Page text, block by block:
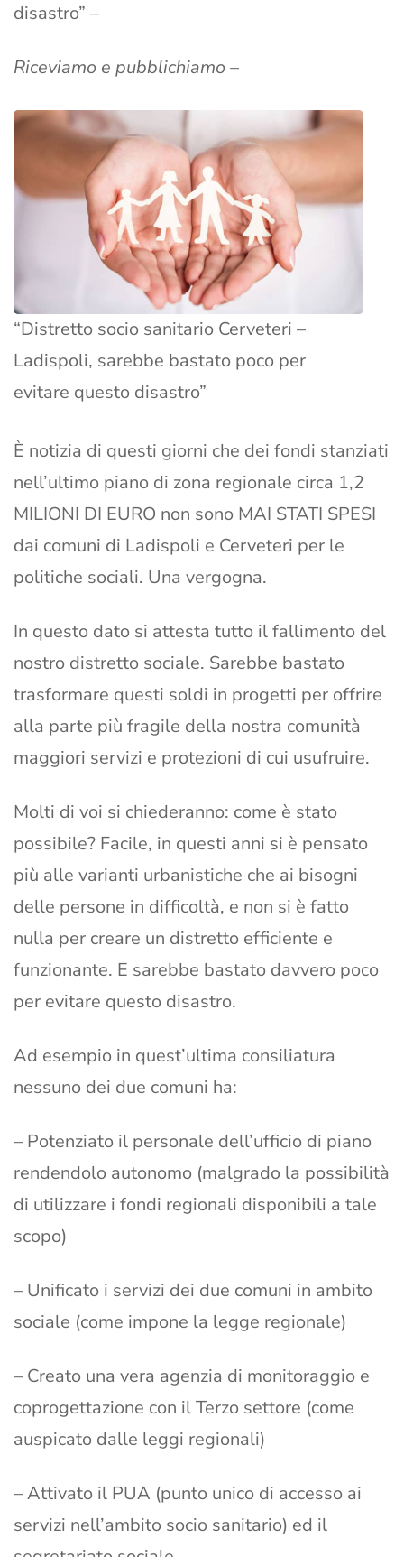
disastro” –
Riceviamo e pubblichiamo –
“Distretto socio sanitario Cerveteri –
Ladispoli, sarebbe bastato poco per
evitare questo disastro”
È notizia di questi giorni che dei fondi stanziati
nell’ultimo piano di zona regionale circa 1,2
MILIONI DI EURO non sono MAI STATI SPESI
dai comuni di Ladispoli e Cerveteri per le
politiche sociali. Una vergogna.
In questo dato si attesta tutto il fallimento del
nostro distretto sociale. Sarebbe bastato
trasformare questi soldi in progetti per offrire
alla parte più fragile della nostra comunità
maggiori servizi e protezioni di cui usufruire.
Molti di voi si chiederanno: come è stato
possibile? Facile, in questi anni si è pensato
più alle varianti urbanistiche che ai bisogni
delle persone in difficoltà, e non si è fatto
nulla per creare un distretto efficiente e
funzionante. E sarebbe bastato davvero poco
per evitare questo disastro.
Ad esempio in quest’ultima consiliatura
nessuno dei due comuni ha:
– Potenziato il personale dell’ufficio di piano
rendendolo autonomo (malgrado la possibilità
di utilizzare i fondi regionali disponibili a tale
scopo)
– Unificato i servizi dei due comuni in ambito
sociale (come impone la legge regionale)
– Creato una vera agenzia di monitoraggio e
coprogettazione con il Terzo settore (come
auspicato dalle leggi regionali)
– Attivato il PUA (punto unico di accesso ai
servizi nell’ambito socio sanitario) ed il